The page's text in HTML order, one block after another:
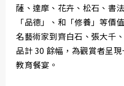
薩、達摩、花卉、松石、書
「品德」、和「修養」等價
名藝術家到齊白石、張大千
品計 30 餘幅，為觀賞者呈
教育餐宴。